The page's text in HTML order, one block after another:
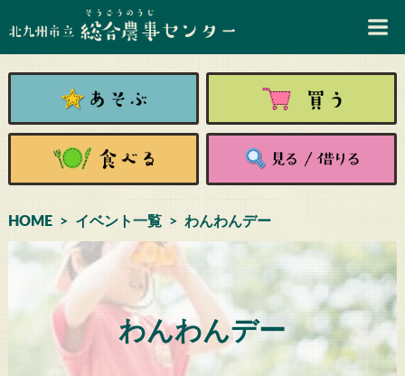
HOME イベント一覧 わんわんデー
わんわんデー